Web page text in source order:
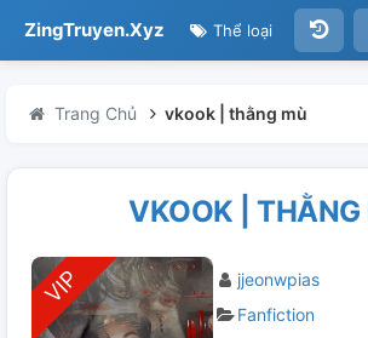
ZingTruyen.Xyz Thể loại
Trang Chủ vkook | thằng mù
VKOOK | THẰNG
jjeonwpias
Fanfiction